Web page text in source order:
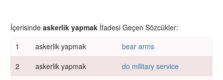
İçerisinde askerlik yapmak İfadesi Geçen Sözcükler:
1
askerlik yapmak
bear arms
2
askerlik yapmak
do military service